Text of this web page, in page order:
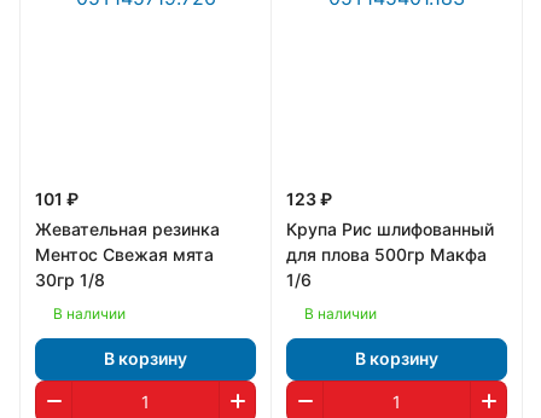
101 ₽
Жевательная резинка
Ментос Свежая мята
30гр 1/8
В наличии
В корзину
123 ₽
Крупа Рис шлифованный
для плова 500гр Макфа
1/6
В наличии
В корзину